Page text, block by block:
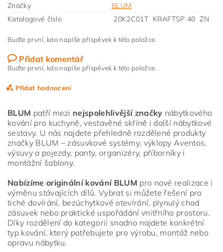
Značky
BLUM
Katalogové číslo
20K2C01T KRAFTSP 40 ZN
Buďte první, kdo napíše příspěvek k této položce.
Přidat komentář
Buďte první, kdo napíše příspěvek k této položce.
Přidat hodnocení
Vložením hodnocení souhlasíte s
osobních údajů
BLUM patří mezi nejspolehlivější značky nábytkového
kování pro kuchyně, vestavěné skříně i další nábytkové
sestavy. U nás najdete přehledně rozdělené produkty
značky BLUM – zásuvkové systémy, výklopy Aventos,
výsuvy a pojezdy, panty, organizéry, příborníky i
montážní šablony.
Nabízíme originální kování BLUM pro nové realizace i
výměnu stávajících dílů. Vybrat si můžete řešení pro
tiché dovírání, bezúchytkové otevírání, plynulý chod
zásuvek nebo praktické uspořádání vnitřního prostoru.
Díky rozdělení do kategorií snadno najdete konkrétní
typ kování, který potřebujete pro výrobu, montáž nebo
opravu nábytku.